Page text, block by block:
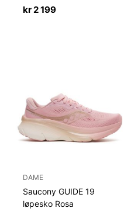
kr 2 199
DAME
Saucony GUIDE 19
løpesko Rosa